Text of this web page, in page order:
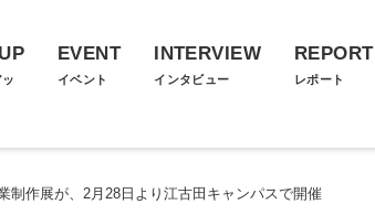
EVENT
イベント
INTERVIEW
インタビュー
REPORT
レポート
制作展が、2月28日より江古田キャンパスで開催